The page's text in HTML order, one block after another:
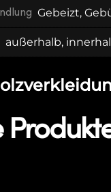
Gebeizt,
außerhalb,